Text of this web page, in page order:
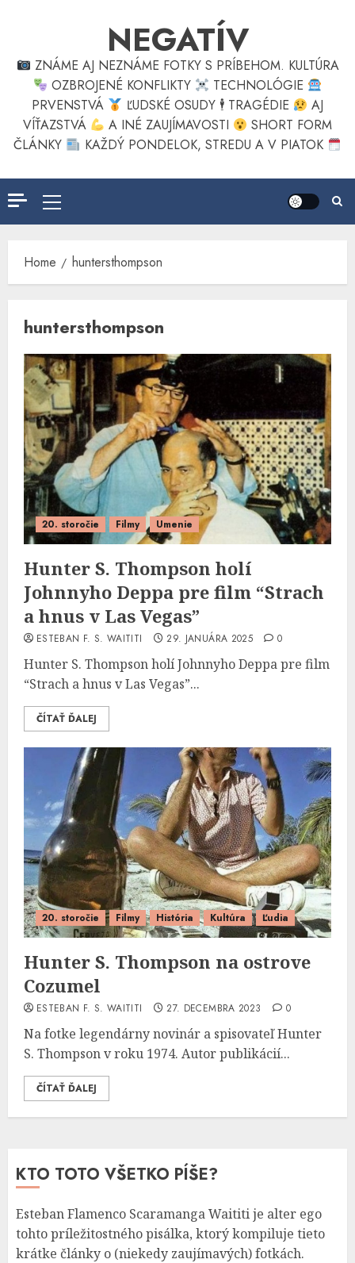
NEGATÍV
ZNÁME AJ NEZNÁME FOTKY S PRÍBEHOM. KULTÚRA
OZBROJENÉ KONFLIKTY
TECHNOLÓGIE
PRVENSTVÁ
ĽUDSKÉ OSUDY 🕴TRAGÉDIE
AJ
VÍŤAZSTVÁ
A INÉ ZAUJÍMAVOSTI
SHORT FORM
ČLÁNKY
KAŽDÝ PONDELOK, STREDU A V PIATOK
Primary
Menu
Home huntersthompson
huntersthompson
20. storočie Filmy Umenie
Hunter S. Thompson holí
Johnnyho Deppa pre film “Strach
a hnus v Las Vegas”
ESTEBAN F. S. WAITITI 29. JANUÁRA 2025 0
Hunter S. Thompson holí Johnnyho Deppa pre film
“Strach a hnus v Las Vegas”...
ČÍTAŤ ĎALEJ
20. storočie Filmy História Kultúra Ľudia
Hunter S. Thompson na ostrove
Cozumel
ESTEBAN F. S. WAITITI 27. DECEMBRA 2023 0
Na fotke legendárny novinár a spisovateľ Hunter
S. Thompson v roku 1974. Autor publikácií...
ČÍTAŤ ĎALEJ
KTO TOTO VŠETKO PÍŠE?
Esteban Flamenco Scaramanga Waititi je alter ego
tohto príležitostného pisálka, ktorý kompiluje tieto
krátke články o (niekedy zaujímavých) fotkách.